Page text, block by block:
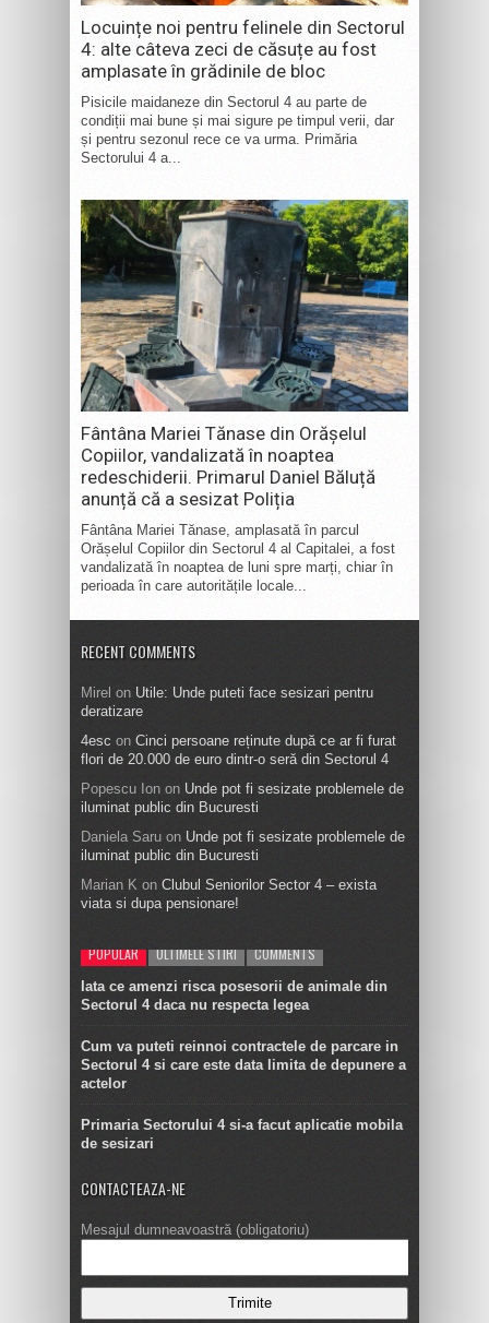
Locuințe noi pentru felinele din Sectorul
4: alte câteva zeci de căsuțe au fost
amplasate în grădinile de bloc
Pisicile maidaneze din Sectorul 4 au parte de
condiții mai bune și mai sigure pe timpul verii, dar
și pentru sezonul rece ce va urma. Primăria
Sectorului 4 a...
Fântâna Mariei Tănase din Orășelul
Copiilor, vandalizată în noaptea
redeschiderii. Primarul Daniel Băluță
anunță că a sesizat Poliția
Fântâna Mariei Tănase, amplasată în parcul
Orășelul Copiilor din Sectorul 4 al Capitalei, a fost
vandalizată în noaptea de luni spre marți, chiar în
perioada în care autoritățile locale...
RECENT COMMENTS
Mirel on Utile: Unde puteti face sesizari pentru
deratizare
4esc on Cinci persoane reținute după ce ar fi furat
flori de 20.000 de euro dintr-o seră din Sectorul 4
Popescu Ion on Unde pot fi sesizate problemele de
iluminat public din Bucuresti
Daniela Saru on Unde pot fi sesizate problemele de
iluminat public din Bucuresti
Marian K on Clubul Seniorilor Sector 4 – exista
viata si dupa pensionare!
POPULAR ULTIMELE STIRI COMMENTS
Iata ce amenzi risca posesorii de animale din
Sectorul 4 daca nu respecta legea
Cum va puteti reinnoi contractele de parcare in
Sectorul 4 si care este data limita de depunere a
actelor
Primaria Sectorului 4 si-a facut aplicatie mobila
de sesizari
CONTACTEAZA-NE
Mesajul dumneavoastră (obligatoriu)